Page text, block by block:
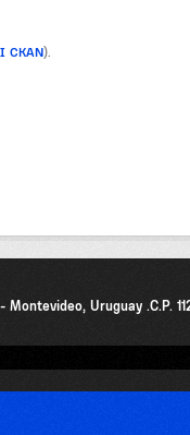
CKAN).
Montevideo, Uruguay .C.P.